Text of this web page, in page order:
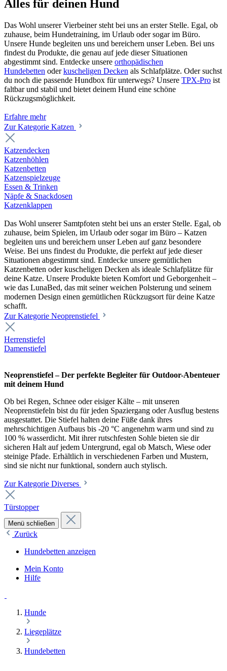
Alles für deinen Hund
Das Wohl unserer Vierbeiner steht bei uns an erster Stelle. Egal, ob
zuhause, beim Hundetraining, im Urlaub oder sogar im Büro.
Unsere Hunde begleiten uns und bereichern unser Leben. Bei uns
findest du Produkte, die genau auf jede dieser Situationen
abgestimmt sind. Entdecke unsere orthopädischen
Hundebetten oderkuscheligen Decken als Schlafplätze. Oder suchst
du noch die passende Hundbox für unterwegs? Unsere TPX-Pro ist
faltbar und stabil und bietet deinem Hund eine schöne
Rückzugsmöglichkeit.
Erfahre mehr
Zur Kategorie Katzen
Katzendecken
Katzenhöhlen
Katzenbetten
Katzenspielzeuge
Essen & Trinken
Näpfe & Snackdosen
Katzenklappen
Das Wohl unserer Samtpfoten steht bei uns an erster Stelle. Egal, ob
zuhause, beim Spielen, im Urlaub oder sogar im Büro – Katzen
begleiten uns und bereichern unser Leben auf ganz besondere
Weise. Bei uns findest du Produkte, die perfekt auf jede dieser
Situationen abgestimmt sind. Entdecke unsere gemütlichen
Katzenbetten oder kuscheligen Decken als ideale Schlafplätze für
deine Katze. Unsere Produkte bieten Komfort und Geborgenheit –
wie das LunaBed, das mit seiner weichen Polsterung und seinem
modernen Design einen gemütlichen Rückzugsort für deine Katze
schafft.
Zur Kategorie Neoprenstiefel
Herrenstiefel
Damenstiefel
Neoprenstiefel – Der perfekte Begleiter für Outdoor-Abenteuer
mit deinem Hund
Ob bei Regen, Schnee oder eisiger Kälte – mit unseren
Neoprenstiefeln bist du für jeden Spaziergang oder Ausflug bestens
ausgestattet. Die Stiefel halten deine Füße dank ihres
mehrschichtigen Aufbaus bis -20 °C angenehm warm und sind zu
100 % wasserdicht. Mit ihrer rutschfesten Sohle bieten sie dir
sicheren Halt auf jedem Untergrund, egal ob Matsch, Wiese oder
steinige Pfade. Erhältlich in verschiedenen Farben und Mustern,
sind sie nicht nur funktional, sondern auch stylisch.
Zur Kategorie Diverses
Türstopper
Menü schließen
Zurück
Hundebetten anzeigen
Mein Konto
Hilfe
Hunde
Liegeplätze
Hundebetten